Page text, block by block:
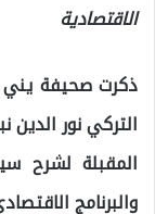
الاقتصادية
ذكرت صحيفة يني
التركي نور
المقبلة لشرح
والبرنامج